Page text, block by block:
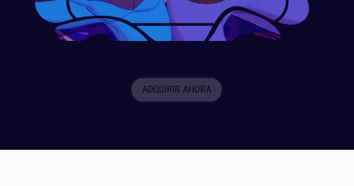
ADQUIRIR AHORA